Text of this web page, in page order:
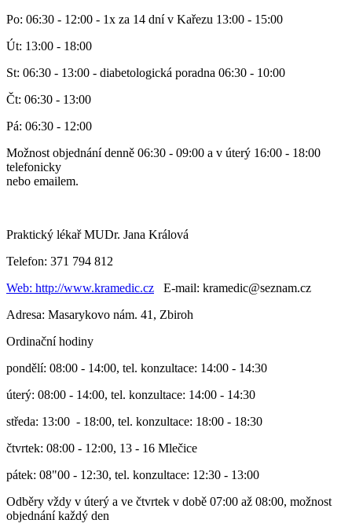
Po: 06:30 - 12:00 - 1x za 14 dní v Kařezu 13:00 - 15:00
Út: 13:00 - 18:00
St: 06:30 - 13:00 - diabetologická poradna 06:30 - 10:00
Čt: 06:30 - 13:00
Pá: 06:30 - 12:00
Možnost objednání denně 06:30 - 09:00 a v úterý 16:00 - 18:00
telefonicky
nebo emailem.
Praktický lékař MUDr. Jana Králová
Telefon: 371 794 812
Web: http://www.kramedic.cz E-mail: kramedic@seznam.cz
Adresa: Masarykovo nám. 41, Zbiroh
Ordinační hodiny
pondělí: 08:00 - 14:00, tel. konzultace: 14:00 - 14:30
úterý: 08:00 - 14:00, tel. konzultace: 14:00 - 14:30
středa: 13:00 - 18:00, tel. konzultace: 18:00 - 18:30
čtvrtek: 08:00 - 12:00, 13 - 16 Mlečice
pátek: 08"00 - 12:30, tel. konzultace: 12:30 - 13:00
Odběry vždy v úterý a ve čtvrtek v době 07:00 až 08:00, možnost
objednání každý den